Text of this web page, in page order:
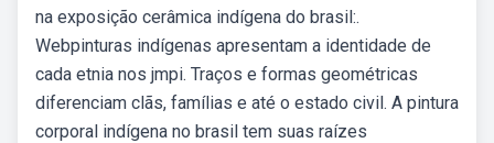
na exposição cerâmica indígena do brasil:.
Webpinturas indígenas apresentam a identidade de
cada etnia nos jmpi. Traços e formas geométricas
diferenciam clãs, famílias e até o estado civil. A pintura
corporal indígena no brasil tem suas raízes